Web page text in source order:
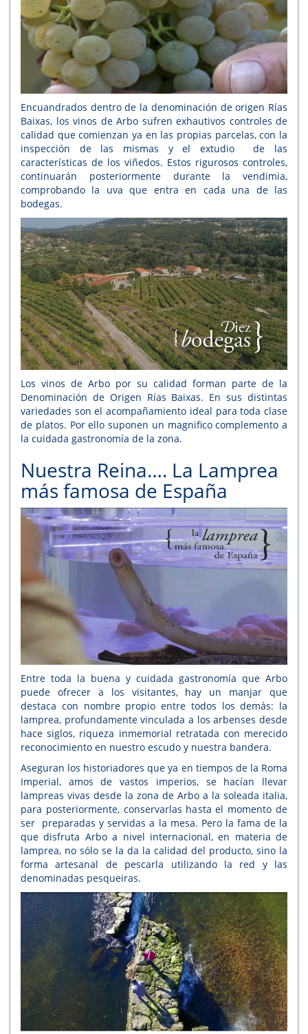
Encuandrados dentro de la denominación de origen Rías
Baixas, los vinos de Arbo sufren exhautivos controles de
calidad que comienzan ya en las propias parcelas, con la
inspección de las mismas y el extudio de las
características de los viñedos. Estos rigurosos controles,
continuarán posteriormente durante la vendimia,
comprobando la uva que entra en cada una de las
bodegas.
Los vinos de Arbo por su calidad forman parte de la
Denominación de Origen Rías Baixas. En sus distintas
variedades son el acompañamiento ideal para toda clase
de platos. Por ello suponen un magnifico complemento a
la cuidada gastronomía de la zona.
Nuestra Reina…. La Lamprea
más famosa de España
Entre toda la buena y cuidada gastronomía que Arbo
puede ofrecer a los visitantes, hay un manjar que
destaca con nombre propio entre todos los demás: la
lamprea, profundamente vinculada a los arbenses desde
hace siglos, riqueza inmemorial retratada con merecido
reconocimiento en nuestro escudo y nuestra bandera.
Aseguran los historiadores que ya en tiempos de la Roma
Imperial, amos de vastos imperios, se hacían llevar
lampreas vivas desde la zona de Arbo a la soleada italia,
para posteriormente, conservarlas hasta el momento de
ser preparadas y servidas a la mesa. Pero la fama de la
que disfruta Arbo a nivel internacional, en materia de
lamprea, no sólo se la da la calidad del producto, sino la
forma artesanal de pescarla utilizando la red y las
denominadas pesqueiras.